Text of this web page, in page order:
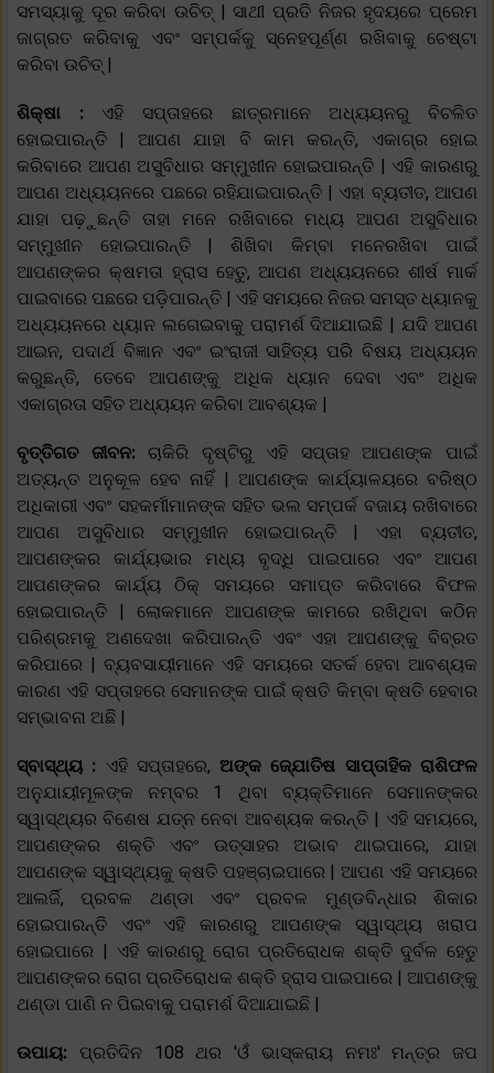
ସମସ୍ୟାକୁ ଦୂର କରିବା ଉଚିତ୍ | ସାଥୀ ପ୍ରତି ନିଜର ହୃଦୟରେ ପ୍ରେମ
ଜାଗ୍ରତ କରିବାକୁ ଏବଂ ସମ୍ପର୍କକୁ ସ୍ନେହପୂର୍ଣ୍ଣ ରଖିବାକୁ ଚେଷ୍ଟା
କରିବା ଉଚିତ୍ |
ଶିକ୍ଷା : ଏହି ସପ୍ତାହରେ ଛାତ୍ରମାନେ ଅଧ୍ୟୟନରୁ ବିଚଳିତ
ହୋଇପାରନ୍ତି | ଆପଣ ଯାହା ବି କାମ କରନ୍ତି, ଏକାଗ୍ର ହୋଇ
କରିବାରେ ଆପଣ ଅସୁବିଧାର ସମ୍ମୁଖୀନ ହୋଇପାରନ୍ତି | ଏହି କାରଣରୁ
ଆପଣ ଅଧ୍ୟୟନରେ ପଛରେ ରହିଯାଇପାରନ୍ତି | ଏହା ବ୍ୟତୀତ, ଆପଣ
ଯାହା ପଢ଼ୁଛନ୍ତି ତାହା ମନେ ରଖିବାରେ ମଧ୍ୟ ଆପଣ ଅସୁବିଧାର
ସମ୍ମୁଖୀନ ହୋଇପାରନ୍ତି | ଶିଖିବା କିମ୍ବା ମନେରଖିବା ପାଇଁ
ଆପଣଙ୍କର କ୍ଷମତା ହ୍ରାସ ହେତୁ, ଆପଣ ଅଧ୍ୟୟନରେ ଶୀର୍ଷ ମାର୍କ
ପାଇବାରେ ପଛରେ ପଡ଼ିପାରନ୍ତି | ଏହି ସମୟରେ ନିଜର ସମସ୍ତ ଧ୍ୟାନକୁ
ଅଧ୍ୟୟନରେ ଧ୍ୟାନ ଲଗେଇବାକୁ ପରାମର୍ଶ ଦିଆଯାଇଛି | ଯଦି ଆପଣ
ଆଇନ, ପଦାର୍ଥ ବିଜ୍ଞାନ ଏବଂ ଇଂରାଜୀ ସାହିତ୍ୟ ପରି ବିଷୟ ଅଧ୍ୟୟନ
କରୁଛନ୍ତି, ତେବେ ଆପଣଙ୍କୁ ଅଧିକ ଧ୍ୟାନ ଦେବା ଏବଂ ଅଧିକ
ଏକାଗ୍ରତା ସହିତ ଅଧ୍ୟୟନ କରିବା ଆବଶ୍ୟକ |
ବୃତ୍ତିଗତ ଜୀବନ: ଚାକିରି ଦୃଷ୍ଟିରୁ ଏହି ସପ୍ତାହ ଆପଣଙ୍କ ପାଇଁ
ଅତ୍ୟନ୍ତ ଅନୁକୂଳ ହେବ ନାହିଁ | ଆପଣଙ୍କ କାର୍ଯ୍ୟାଳୟରେ ବରିଷ୍ଠ
ଅଧିକାରୀ ଏବଂ ସହକର୍ମୀମାନଙ୍କ ସହିତ ଭଲ ସମ୍ପର୍କ ବଜାୟ ରଖିବାରେ
ଆପଣ ଅସୁବିଧାର ସମ୍ମୁଖୀନ ହୋଇପାରନ୍ତି | ଏହା ବ୍ୟତୀତ,
ଆପଣଙ୍କର କାର୍ଯ୍ୟଭାର ମଧ୍ୟ ବୃଦ୍ଧି ପାଇପାରେ ଏବଂ ଆପଣ
ଆପଣଙ୍କର କାର୍ଯ୍ୟ ଠିକ୍ ସମୟରେ ସମାପ୍ତ କରିବାରେ ବିଫଳ
ହୋଇପାରନ୍ତି | ଲୋକମାନେ ଆପଣଙ୍କ କାମରେ ରଖିଥିବା କଠିନ
ପରିଶ୍ରମକୁ ଅଣଦେଖା କରିପାରନ୍ତି ଏବଂ ଏହା ଆପଣଙ୍କୁ ବିବ୍ରତ
କରିପାରେ | ବ୍ୟବସାୟୀମାନେ ଏହି ସମୟରେ ସତର୍କ ହେବା ଆବଶ୍ୟକ
କାରଣ ଏହି ସପ୍ତାହରେ ସେମାନଙ୍କ ପାଇଁ କ୍ଷତି କିମ୍ବା କ୍ଷତି ହେବାର
ସମ୍ଭାବନା ଅଛି |
ସ୍ବାସ୍ଥ୍ୟ : ଏହି ସପ୍ତାହରେ, ଅଙ୍କ ଜ୍ଯୋତିଷ ସାପ୍ତାହିକ ରାଶିଫଳ
ଅନୁଯାୟୀମୂଳଙ୍କ ନମ୍ବର 1 ଥିବା ବ୍ୟକ୍ତିମାନେ ସେମାନଙ୍କର
ସ୍ୱାସ୍ଥ୍ୟର ବିଶେଷ ଯତ୍ନ ନେବା ଆବଶ୍ୟକ କରନ୍ତି | ଏହି ସମୟରେ,
ଆପଣଙ୍କର ଶକ୍ତି ଏବଂ ଉତ୍ସାହର ଅଭାବ ଥାଇପାରେ, ଯାହା
ଆପଣଙ୍କ ସ୍ୱାସ୍ଥ୍ୟକୁ କ୍ଷତି ପହଞ୍ଚାଇପାରେ | ଆପଣ ଏହି ସମୟରେ
ଆଲର୍ଜି, ପ୍ରବଳ ଥଣ୍ଡା ଏବଂ ପ୍ରବଳ ମୁଣ୍ଡବିନ୍ଧାର ଶିକାର
ହୋଇପାରନ୍ତି ଏବଂ ଏହି କାରଣରୁ ଆପଣଙ୍କ ସ୍ୱାସ୍ଥ୍ୟ ଖରାପ
ହୋଇପାରେ | ଏହି କାରଣରୁ ରୋଗ ପ୍ରତିରୋଧକ ଶକ୍ତି ଦୁର୍ବଳ ହେତୁ
ଆପଣଙ୍କର ରୋଗ ପ୍ରତିରୋଧକ ଶକ୍ତି ହ୍ରାସ ପାଇପାରେ | ଆପଣଙ୍କୁ
ଥଣ୍ଡା ପାଣି ନ ପିଇବାକୁ ପରାମର୍ଶ ଦିଆଯାଇଛି |
ଉପାୟ: ପ୍ରତିଦିନ 108 ଥର 'ଓଁ ଭାସ୍କରାୟ ନମଃ' ମନ୍ତ୍ର ଜପ